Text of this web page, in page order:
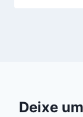
Deixe